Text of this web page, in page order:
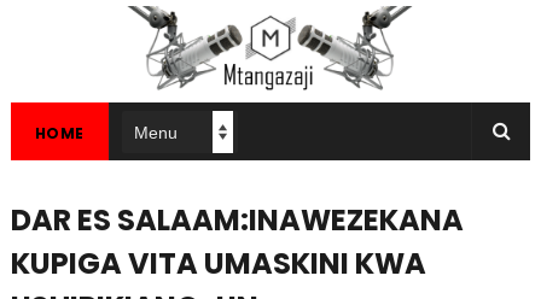
HOME
DAR ES SALAAM:INAWEZEKANA
KUPIGA VITA UMASKINI KWA